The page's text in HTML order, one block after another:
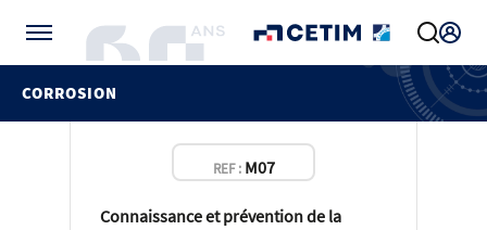
CORROSION
REF : M07
Connaissance et prévention de la